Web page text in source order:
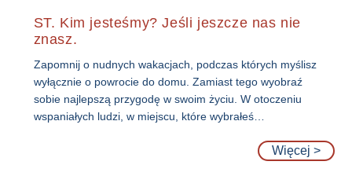
ST. Kim jesteśmy? Jeśli jeszcze nas nie
znasz.
Zapomnij o nudnych wakacjach, podczas których myślisz
wyłącznie o powrocie do domu. Zamiast tego wyobraź
sobie najlepszą przygodę w swoim życiu. W otoczeniu
wspaniałych ludzi, w miejscu, które wybrałeś…
Więcej >